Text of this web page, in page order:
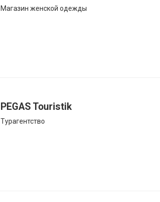
Магазин женской одежды
PEGAS Touristik
Турагентство